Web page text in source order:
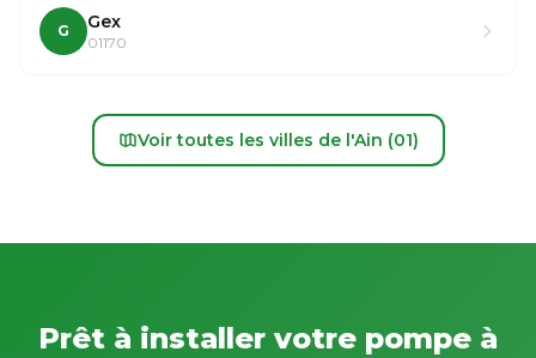
G Gex
01170
Voir toutes les villes de l'Ain (01)
Prêt à installer votre pompe à